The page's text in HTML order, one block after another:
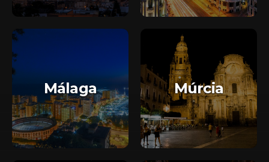
Málaga Múrcia